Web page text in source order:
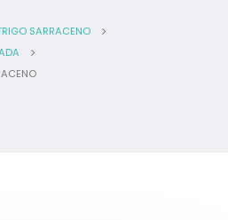
SARRACENO